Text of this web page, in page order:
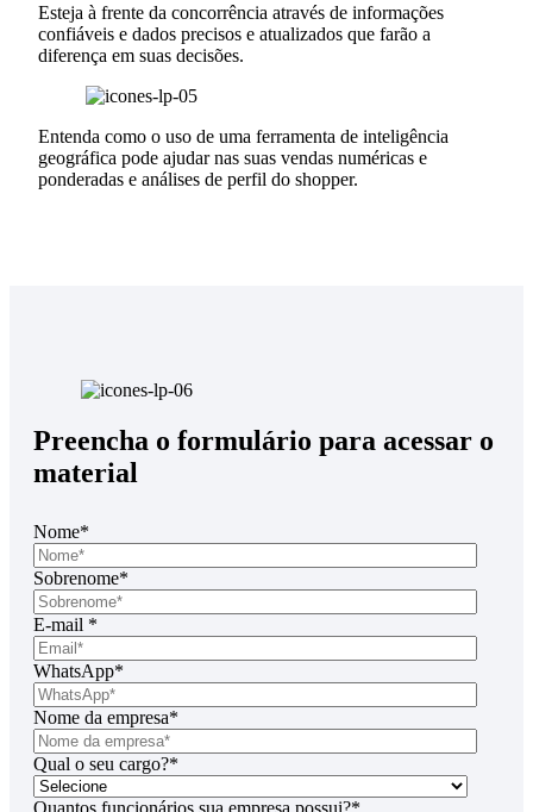
Esteja à frente da concorrência através de informações
confiáveis e dados precisos e atualizados que farão a
diferença em suas decisões.
Entenda como o uso de uma ferramenta de inteligência
geográfica pode ajudar nas suas vendas numéricas e
ponderadas e análises de perfil do shopper.
Preencha o formulário para acessar o
material
Nome*
Sobrenome*
E-mail *
WhatsApp*
Nome da empresa*
Qual o seu cargo?*